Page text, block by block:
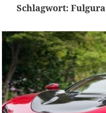
Schlagwort:Fulgura